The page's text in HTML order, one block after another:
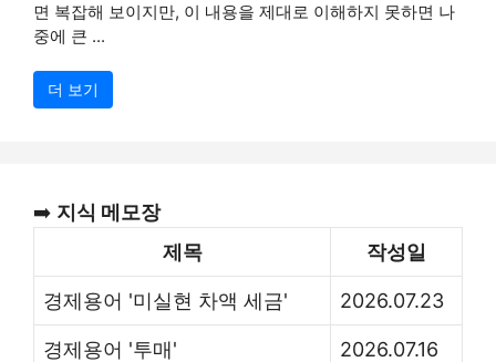
면 복잡해 보이지만, 이 내용을 제대로 이해하지 못하면 나
중에 큰 ...
더 보기
➡️ 지식 메모장
제목
작성일
경제용어 '미실현 차액 세금' 2026.07.23
경제용어 '투매' 2026.07.16